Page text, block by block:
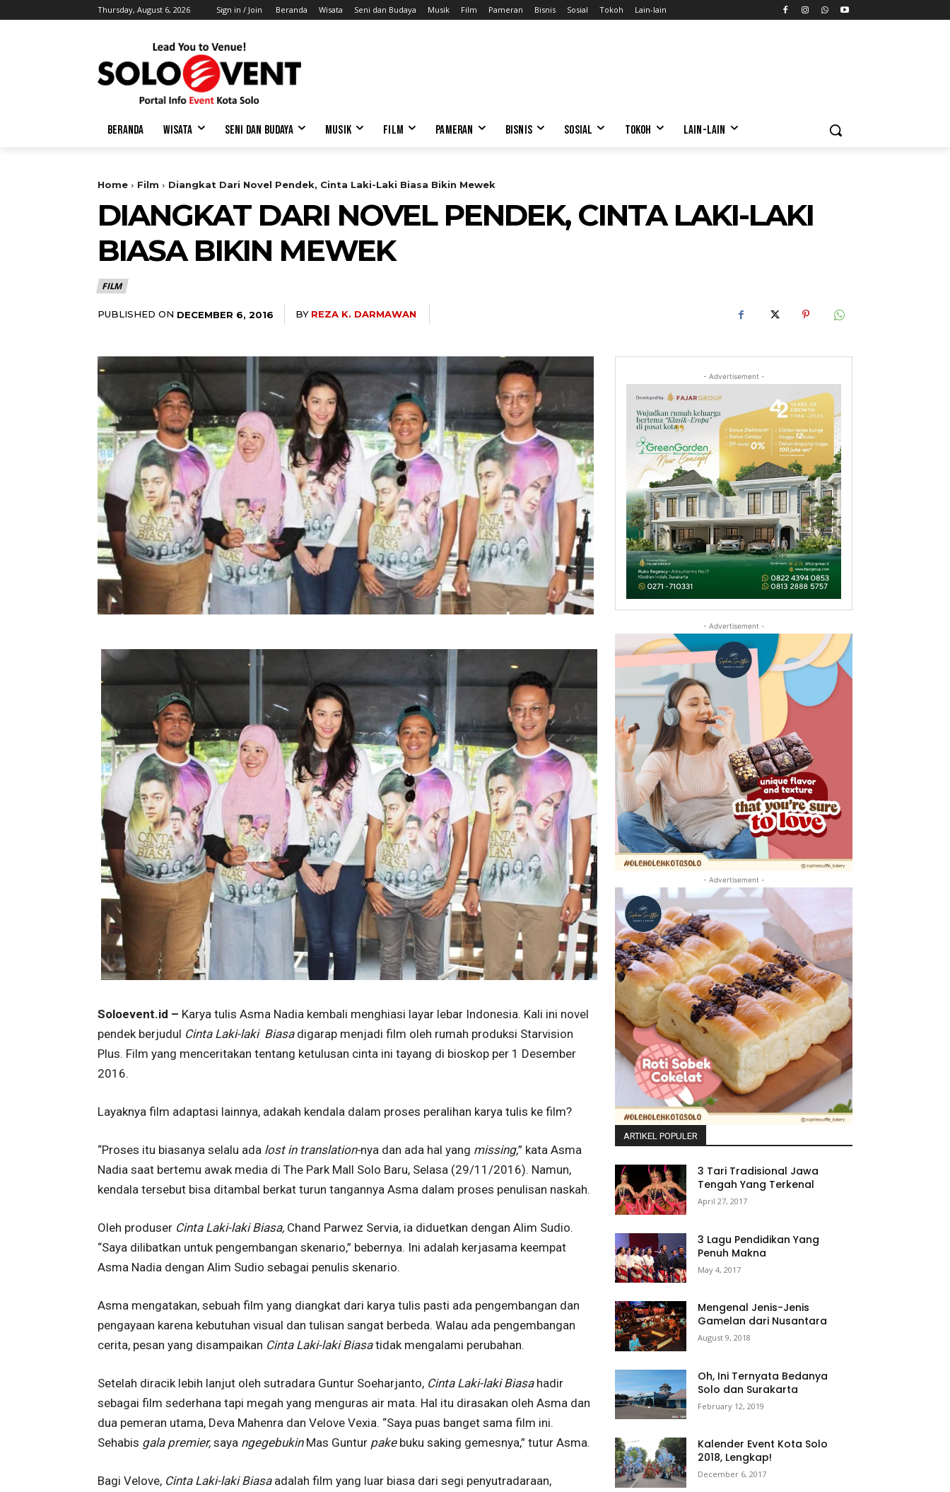
Thursday, August 6, 2026 Sign in / Join Beranda Wisata Seni dan Budaya Musik Film Pameran Bisnis Sosial Tokoh Lain-lain
BERANDA WISATA SENI DAN BUDAYA MUSIK FILM PAMERAN BISNIS SOSIAL TOKOH LAIN-LAIN
Home Film Diangkat Dari Novel Pendek, Cinta Laki-Laki Biasa Bikin Mewek
DIANGKAT DARI NOVEL PENDEK, CINTA LAKI-LAKI
BIASA BIKIN MEWEK
FILM
PUBLISHED ON DECEMBER 6, 2016 BY REZA K. DARMAWAN
- Advertisement -
Soloevent.id – Karya tulis Asma Nadia kembali menghiasi layar lebar Indonesia. Kali ini novel
pendek berjudul Cinta Laki-laki Biasa digarap menjadi film oleh rumah produksi Starvision
Plus. Film yang menceritakan tentang ketulusan cinta ini tayang di bioskop per 1 Desember
2016.
Layaknya film adaptasi lainnya, adakah kendala dalam proses peralihan karya tulis ke film?
“Proses itu biasanya selalu ada lost in translation-nya dan ada hal yang missing,” kata Asma
Nadia saat bertemu awak media di The Park Mall Solo Baru, Selasa (29/11/2016). Namun,
kendala tersebut bisa ditambal berkat turun tangannya Asma dalam proses penulisan naskah.
Oleh produser Cinta Laki-laki Biasa, Chand Parwez Servia, ia diduetkan dengan Alim Sudio.
“Saya dilibatkan untuk pengembangan skenario,” bebernya. Ini adalah kerjasama keempat
Asma Nadia dengan Alim Sudio sebagai penulis skenario.
Asma mengatakan, sebuah film yang diangkat dari karya tulis pasti ada pengembangan dan
pengayaan karena kebutuhan visual dan tulisan sangat berbeda. Walau ada pengembangan
cerita, pesan yang disampaikan Cinta Laki-laki Biasatidak mengalami perubahan.
Setelah diracik lebih lanjut oleh sutradara Guntur Soeharjanto, Cinta Laki-laki Biasa hadir
sebagai film sederhana tapi megah yang menguras air mata. Hal itu dirasakan oleh Asma dan
dua pemeran utama, Deva Mahenra dan Velove Vexia. “Saya puas banget sama film ini.
Sehabis gala premier, saya ngegebukin Mas Guntur pake buku saking gemesnya,” tutur Asma.
Bagi Velove, Cinta Laki-laki Biasa adalah film yang luar biasa dari segi penyutradaraan,
- Advertisement -
- Advertisement -
ARTIKEL POPULER
3 Tari Tradisional Jawa
Tengah Yang Terkenal
April 27, 2017
3 Lagu Pendidikan Yang
Penuh Makna
May 4, 2017
Mengenal Jenis-Jenis
Gamelan dari Nusantara
August 9, 2018
Oh, Ini Ternyata Bedanya
Solo dan Surakarta
February 12, 2019
Kalender Event Kota Solo
2018, Lengkap!
December 6, 2017